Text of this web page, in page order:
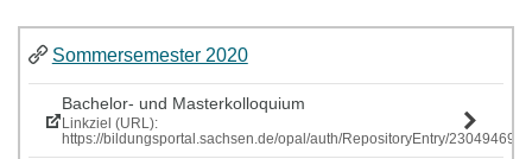
Sommersemester 2020
Bachelor- und Masterkolloquium
Linkziel (URL):
https://bildungsportal.sachsen.de/opal/auth/RepositoryEntry/